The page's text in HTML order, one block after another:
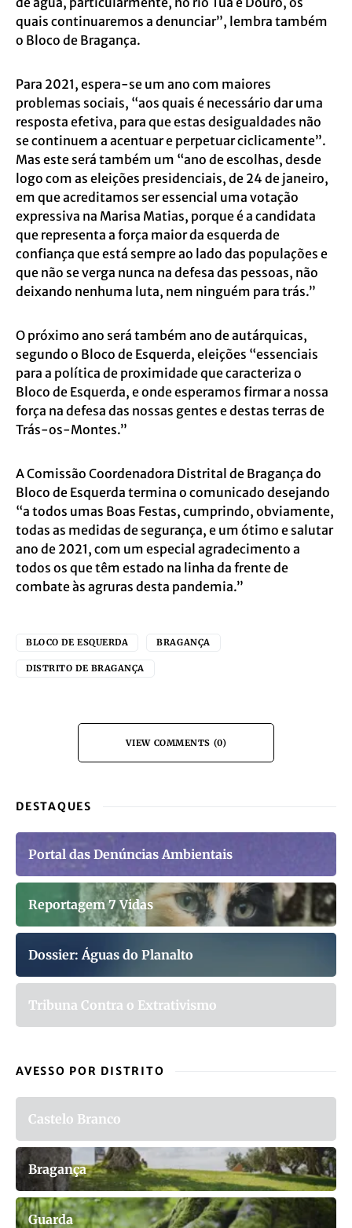
quais continuaremos a denunciar”, lembra também
o Bloco de Bragança.
Para 2021, espera-se um ano com maiores
problemas sociais, “aos quais é necessário dar uma
resposta efetiva, para que estas desigualdades não
se continuem a acentuar e perpetuar ciclicamente”.
Mas este será também um “ano de escolhas, desde
logo com as eleições presidenciais, de 24 de janeiro,
em que acreditamos ser essencial uma votação
expressiva na Marisa Matias, porque é a candidata
que representa a força maior da esquerda de
confiança que está sempre ao lado das populações e
que não se verga nunca na defesa das pessoas, não
deixando nenhuma luta, nem ninguém para trás.”
O próximo ano será também ano de autárquicas,
segundo o Bloco de Esquerda, eleições “essenciais
para a política de proximidade que caracteriza o
Bloco de Esquerda, e onde esperamos firmar a nossa
força na defesa das nossas gentes e destas terras de
Trás-os-Montes.”
A Comissão Coordenadora Distrital de Bragança do
Bloco de Esquerda termina o comunicado desejando
“a todos umas Boas Festas, cumprindo, obviamente,
todas as medidas de segurança, e um ótimo e salutar
ano de 2021, com um especial agradecimento a
todos os que têm estado na linha da frente de
combate às agruras desta pandemia.”
BLOCO DE ESQUERDA BRAGANÇA
DISTRITO DE BRAGANÇA
VIEW COMMENTS (0)
DESTAQUES
Portal das Denúncias Ambientais
Reportagem 7 Vidas
Dossier: Águas do Planalto
Tribuna Contra o Extrativismo
AVESSO POR DISTRITO
Castelo Branco
Bragança
Guarda